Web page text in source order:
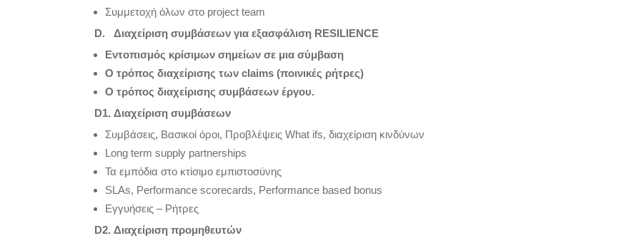
Συμμετοχή όλων στο project team
D. Διαχείριση συμβάσεων για εξασφάλιση RESILIENCE
Εντοπισμός κρίσιμων σημείων σε μια σύμβαση
Ο τρόπος διαχείρισης των claims (ποινικές ρήτρες)
Ο τρόπος διαχείρισης συμβάσεων έργου.
D1. Διαχείριση συμβάσεων
Συμβάσεις, Βασικοί όροι, Προβλέψεις What ifs, διαχείριση κινδύνων
Long term supply partnerships
Τα εμπόδια στο κτίσιμο εμπιστοσύνης
SLAs, Performance scorecards, Performance based bonus
Eγγυήσεις – Ρήτρες
D2. Διαχείριση προμηθευτών